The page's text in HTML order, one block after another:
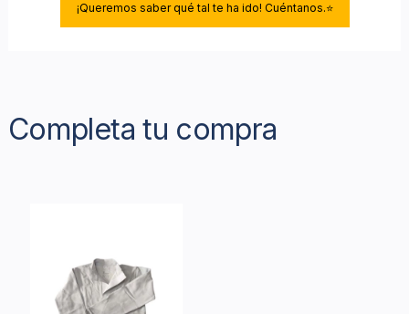
¡Queremos saber qué tal te ha ido! Cuéntanos.⭐
Completa tu compra